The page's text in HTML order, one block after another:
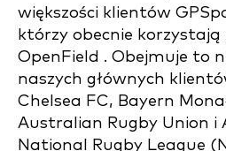
większości klientów
którzy obecnie
OpenField . Obejmuje to
naszych głównych
Chelsea FC, Bayern
Australian Rugby Union i
National Rugby League